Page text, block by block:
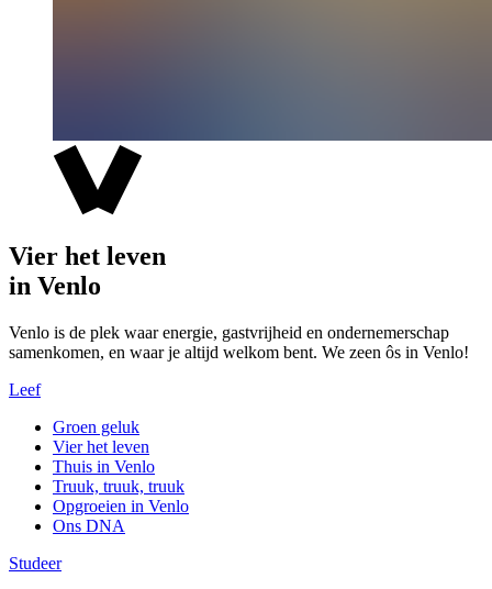
Vier het leven
in Venlo
Venlo is de plek waar energie, gastvrijheid en ondernemerschap
samenkomen, en waar je altijd welkom bent. We zeen ôs in Venlo!
Leef
Groen geluk
Vier het leven
Thuis in Venlo
Truuk, truuk, truuk
Opgroeien in Venlo
Ons DNA
Studeer